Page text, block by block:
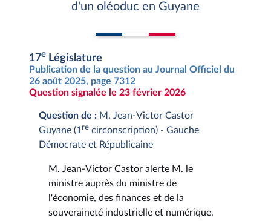
d'un oléoduc en Guyane
17e Législature
Publication de la question au Journal Officiel du
26 août 2025, page 7312
Question signalée le 23 février 2026
Question de : M. Jean-Victor Castor
Guyane (1 re circonscription) - Gauche
Démocrate et Républicaine
M. Jean-Victor Castor alerte M. le
ministre auprès du ministre de
l'économie, des finances et de la
souveraineté industrielle et numérique,